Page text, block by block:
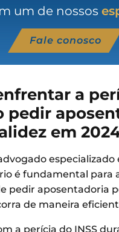
um de nossos
Fale conosco
a
pedir
em
é fundamental para
pedir aposentadoria
de maneira
a perícia do INSS